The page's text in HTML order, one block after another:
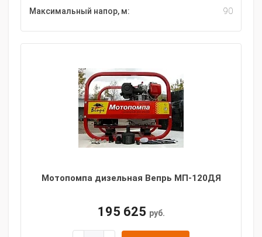
Максимальный напор, м:
90
Мотопомпа дизельная Вепрь МП-120ДЯ
195 625 руб.